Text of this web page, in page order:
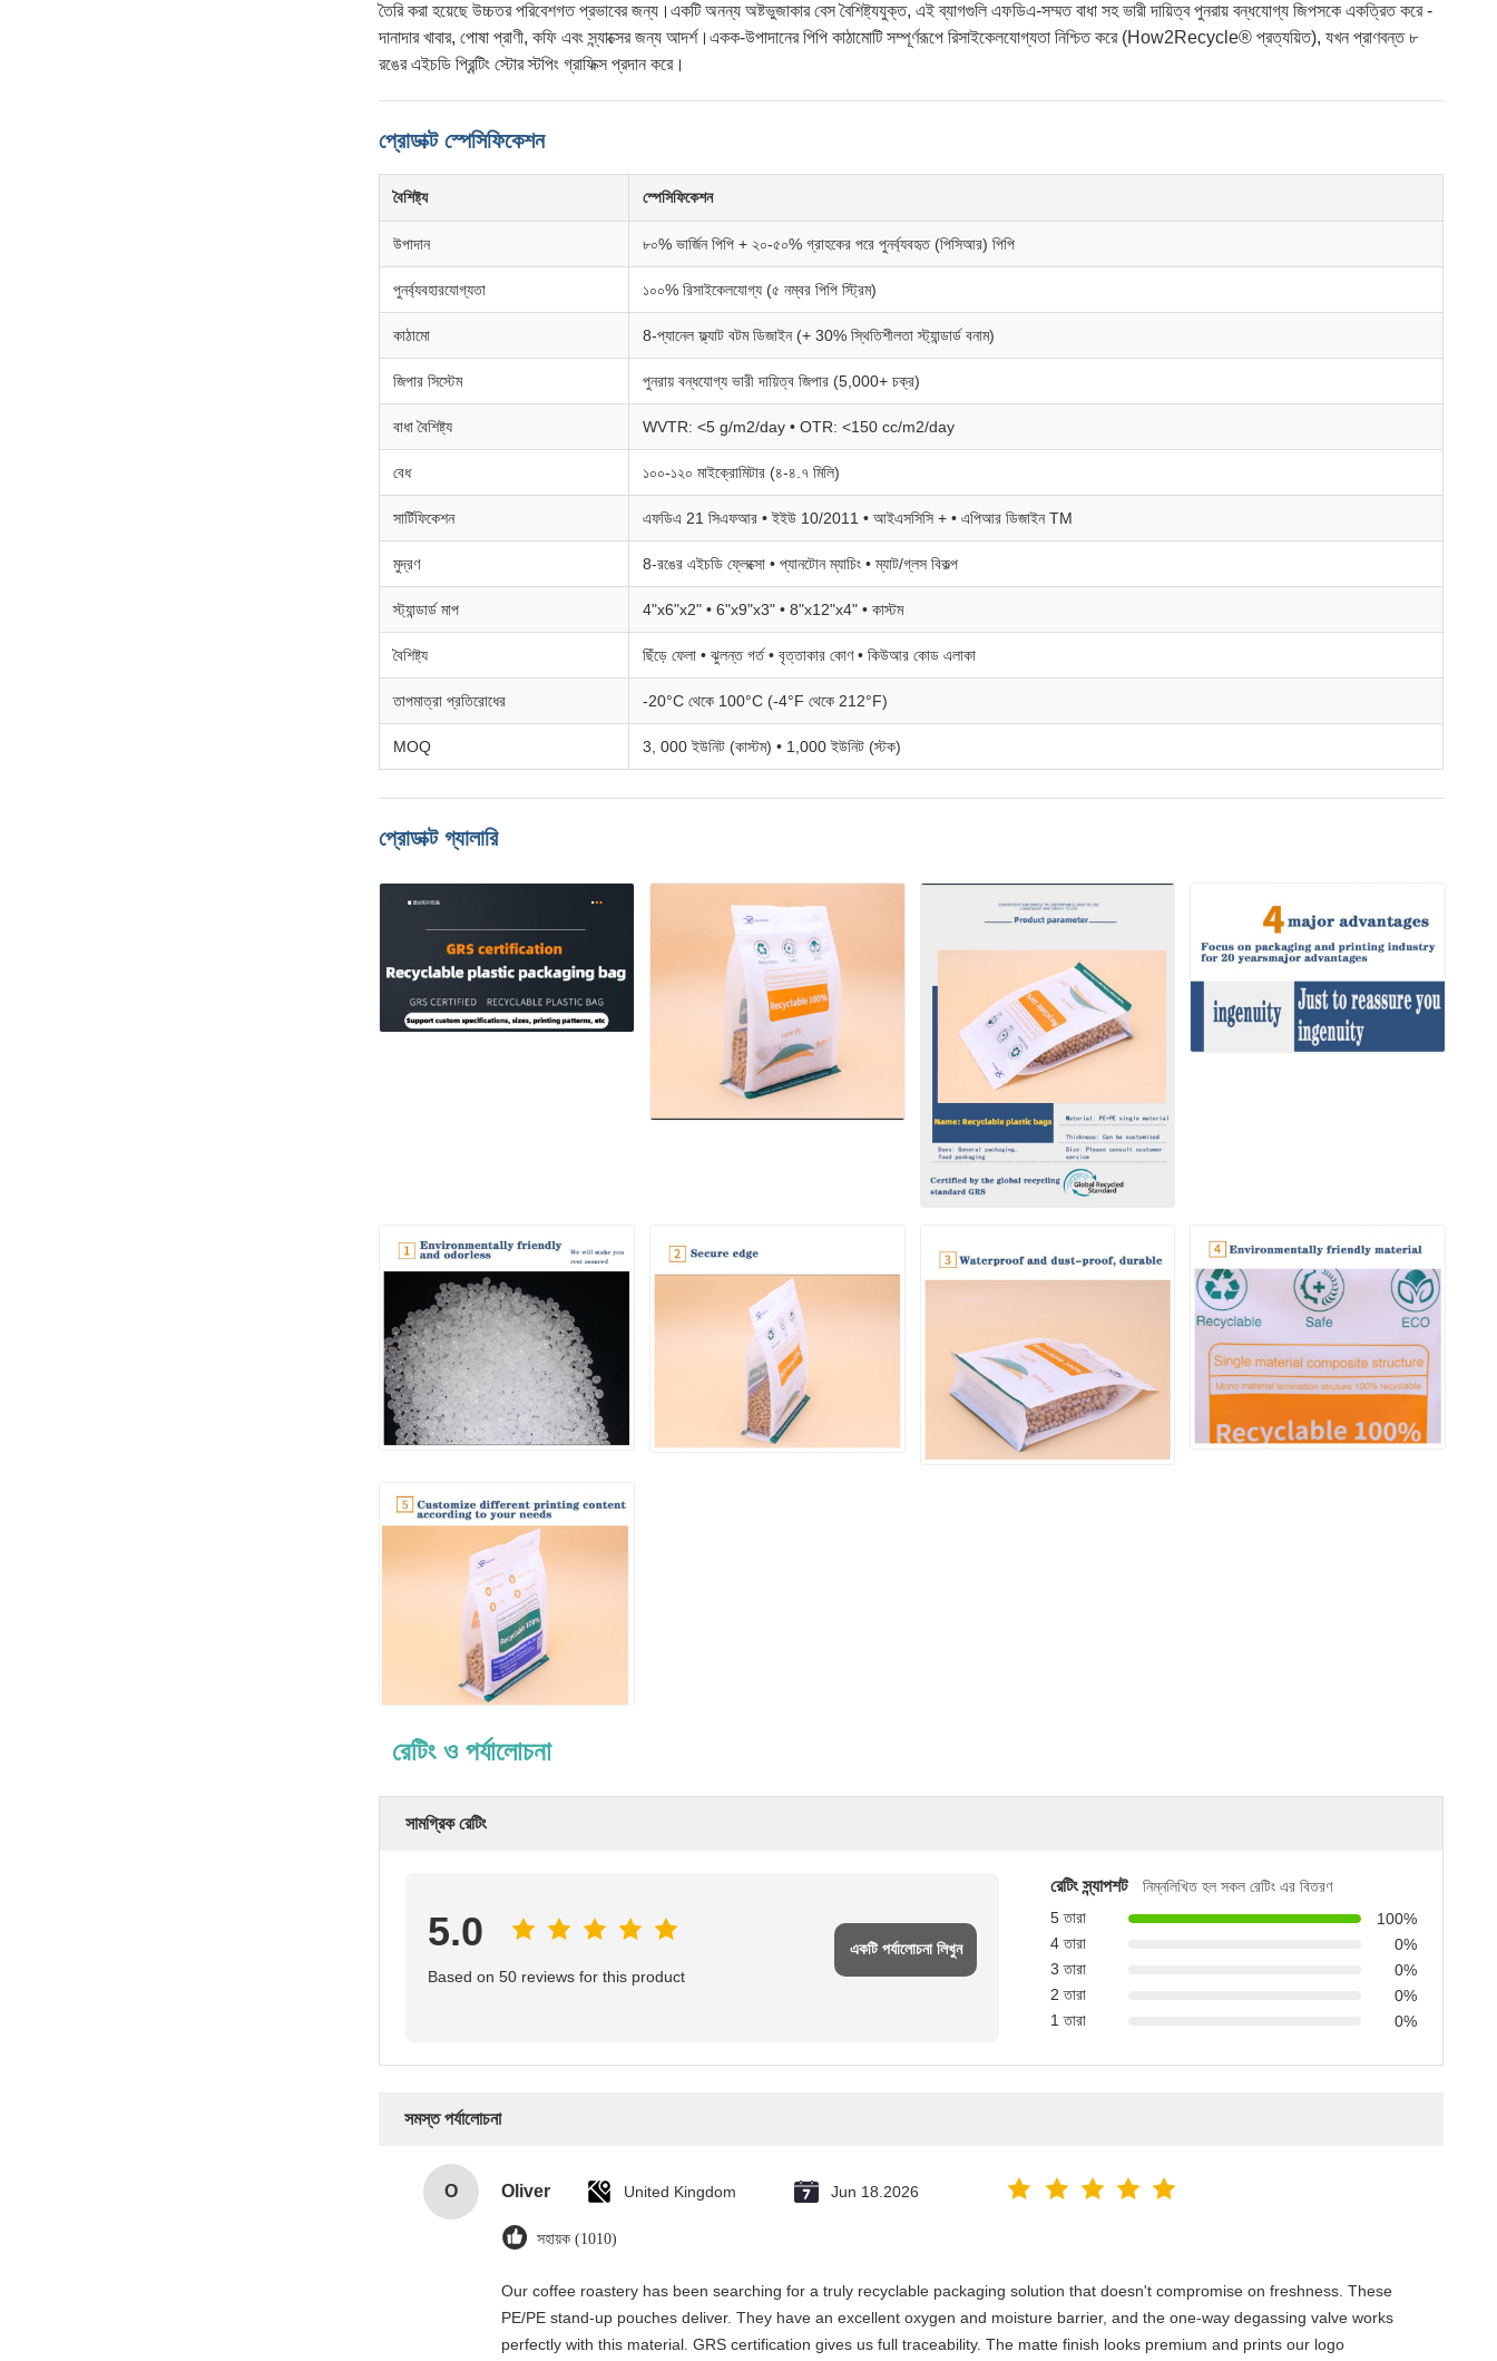
তৈরি করা হয়েছে উচ্চতর পরিবেশগত প্রভাবের জন্য।একটি অনন্য অষ্টভুজাকার বেস বৈশিষ্ট্যযুক্ত, এই ব্যাগগুলি এফডিএ-সম্মত বাধা সহ ভারী দায়িত্ব পুনরায় বন্ধযোগ্য জিপসকে একত্রিত করে -
দানাদার খাবার, পোষা প্রাণী, কফি এবং স্ন্যাক্সের জন্য আদর্শ।একক-উপাদানের পিপি কাঠামোটি সম্পূর্ণরূপে রিসাইকেলযোগ্যতা নিশ্চিত করে (How2Recycle® প্রত্যয়িত), যখন প্রাণবন্ত ৮
রঙের এইচডি প্রিন্টিং স্টোর স্টপিং গ্রাফিক্স প্রদান করে।
প্রোডাক্ট স্পেসিফিকেশন
বৈশিষ্ট্য স্পেসিফিকেশন
উপাদান ৮০% ভার্জিন পিপি + ২০-৫০% গ্রাহকের পরে পুনর্ব্যবহৃত (পিসিআর) পিপি
পুনর্ব্যবহারযোগ্যতা ১০০% রিসাইকেলযোগ্য (৫ নম্বর পিপি স্ট্রিম)
কাঠামো 8-প্যানেল ফ্ল্যাট বটম ডিজাইন (+ 30% স্থিতিশীলতা স্ট্যান্ডার্ড বনাম)
জিপার সিস্টেম পুনরায় বন্ধযোগ্য ভারী দায়িত্ব জিপার (5,000+ চক্র)
বাধা বৈশিষ্ট্য WVTR: <5 g/m2/day • OTR: <150 cc/m2/day
বেধ ১০০-১২০ মাইক্রোমিটার (৪-৪.৭ মিলি)
সার্টিফিকেশন এফডিএ 21 সিএফআর • ইইউ 10/2011 • আইএসসিসি + • এপিআর ডিজাইন TM
মুদ্রণ 8-রঙের এইচডি ফ্লেক্সো • প্যানটোন ম্যাচিং • ম্যাট/গ্লস বিকল্প
স্ট্যান্ডার্ড মাপ 4"x6"x2" • 6"x9"x3" • 8"x12"x4" • কাস্টম
বৈশিষ্ট্য ছিঁড়ে ফেলা • ঝুলন্ত গর্ত • বৃত্তাকার কোণ • কিউআর কোড এলাকা
তাপমাত্রা প্রতিরোধের -20°C থেকে 100°C (-4°F থেকে 212°F)
MOQ 3, 000 ইউনিট (কাস্টম) • 1,000 ইউনিট (স্টক)
প্রোডাক্ট গ্যালারি
রেটিং ও পর্যালোচনা
সামগ্রিক রেটিং
5.0
Based on 50 reviews for this product
একটি পর্যালোচনা লিখুন
রেটিং স্ন্যাপশট
নিম্নলিখিত হল সকল রেটিং এর বিতরণ
5 তারা
100%
4 তারা
0%
3 তারা
0%
2 তারা
0%
1 তারা
0%
সমস্ত পর্যালোচনা
O Oliver United Kingdom Jun 18.2026
সহায়ক (1010)
Our coffee roastery has been searching for a truly recyclable packaging solution that doesn't compromise on freshness. These
PE/PE stand-up pouches deliver. They have an excellent oxygen and moisture barrier, and the one-way degassing valve works
perfectly with this material. GRS certification gives us full traceability. The matte finish looks premium and prints our logo